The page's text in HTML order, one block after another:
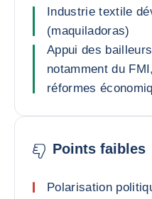
Industrie textile
(maquiladoras)
Appui des
notamment du
réformes
Points faibles
Polarisation